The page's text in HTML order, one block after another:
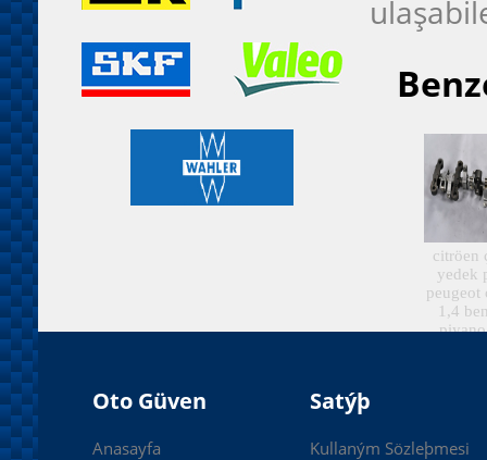
citröen
yedek
peugeot
1,4
Oto Güven
Anasayfa
Satýþ
Kullaným Sözleþmesi